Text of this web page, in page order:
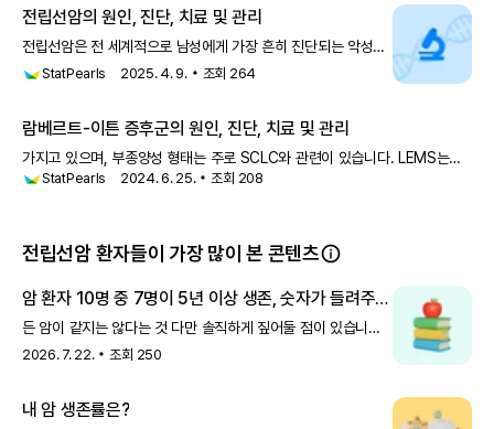
전립선암의 원인, 진단, 치료 및 관리
전립선암은 전 세계적으로 남성에게 가장 흔히 진단되는 악성
종양이며 남성의 암 관련 사망 원인 중 5위를 차지합니다
StatPearls 2025. 4. 9. 조회 264
람베르트-이튼 증후군의 원인, 진단, 치료 및 관리
가지고 있으며, 부종양성 형태는 주로 SCLC와 관련이 있습니다. LEMS는
비소세포 폐암, 혼합 폐암, 전립선암, 흉선종, 림프증식성 질환과 같은 다른
StatPearls 2024. 6. 25. 조회 208
전립선암 환자들이 가장 많이 본 콘텐츠
암 환자 10명 중 7명이 5년 이상 생존, 숫자가 들려주는
이야기
든 암이 같지는 않다는 것 다만 솔직하게 짚어둘 점이 있습니다.
암종에 따라 생존율 차이가 큽니다.갑상선암·전립선암·유방암은
2026. 7. 22. 조회 250
내 암 생존률은?